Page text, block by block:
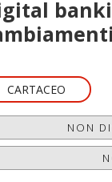
CARTACEO
NON